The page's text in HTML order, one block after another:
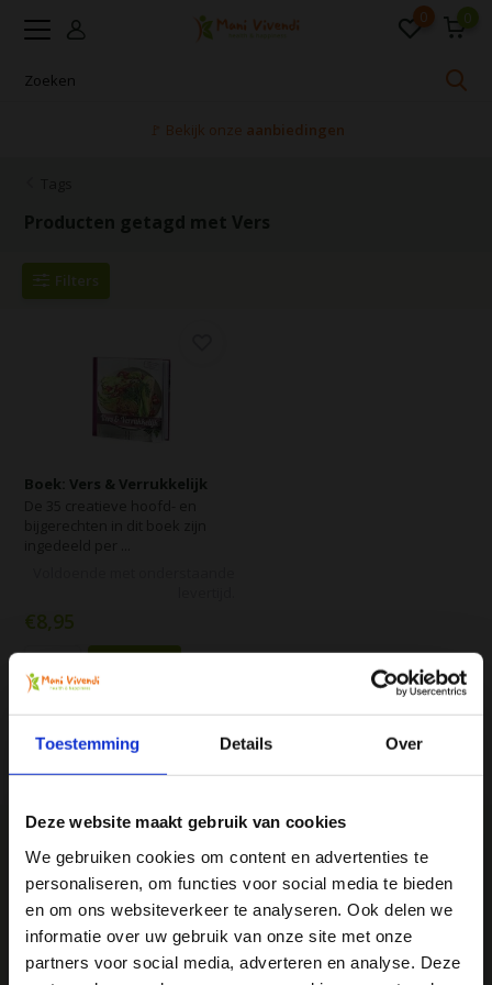
Toestemming Details Over
Deze website maakt gebruik van cookies
We gebruiken cookies om content en advertenties te
personaliseren, om functies voor social media te bieden
en om ons websiteverkeer te analyseren. Ook delen we
informatie over uw gebruik van onze site met onze
partners voor social media, adverteren en analyse. Deze
0 0
🚩 Bekijk onze aanbiedingen
Producten getagd met Vers
Filters
Boek: Vers & Verrukkelijk
Vergelijk
€8,95
We♥health & happiness
Mani Vivendi gezondheidsproducten: Net dat
beetje extra!
Ja, ik wil 5% korting op mijn
volgende bestelling!